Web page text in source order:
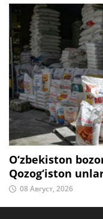
O‘zbekiston
Qozog‘iston
08 Август, 2026